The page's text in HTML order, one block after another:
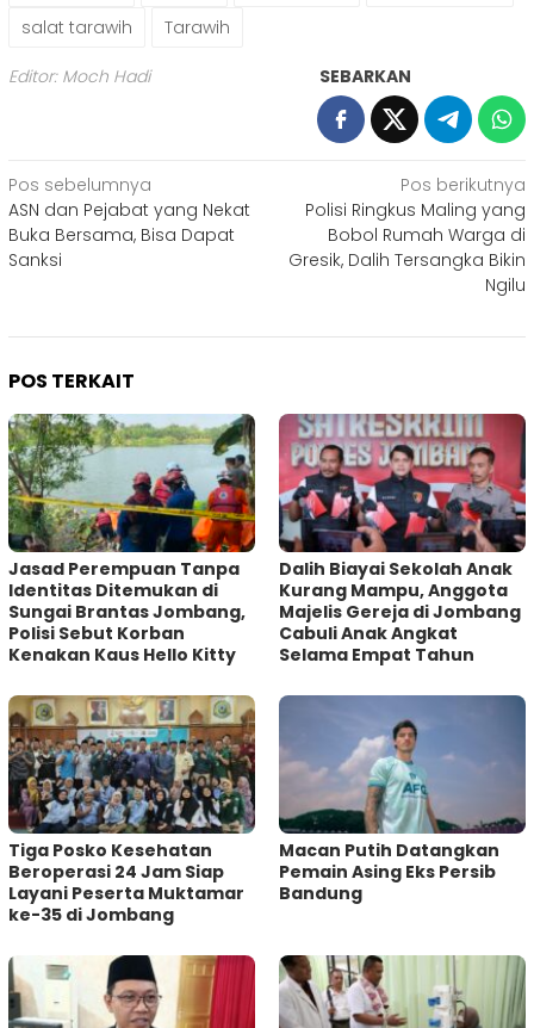
salat tarawih
Tarawih
Editor: Moch Hadi SEBARKAN
Navigasi
pos
Pos sebelumnya
ASN dan Pejabat yang Nekat
Buka Bersama, Bisa Dapat
Sanksi
Pos berikutnya
Polisi Ringkus Maling yang
Bobol Rumah Warga di
Gresik, Dalih Tersangka Bikin
Ngilu
POS TERKAIT
Jasad Perempuan Tanpa
Identitas Ditemukan di
Sungai Brantas Jombang,
Polisi Sebut Korban
Kenakan Kaus Hello Kitty
Dalih Biayai Sekolah Anak
Kurang Mampu, Anggota
Majelis Gereja di Jombang
Cabuli Anak Angkat
Selama Empat Tahun
Tiga Posko Kesehatan
Beroperasi 24 Jam Siap
Layani Peserta Muktamar
ke-35 di Jombang
Macan Putih Datangkan
Pemain Asing Eks Persib
Bandung